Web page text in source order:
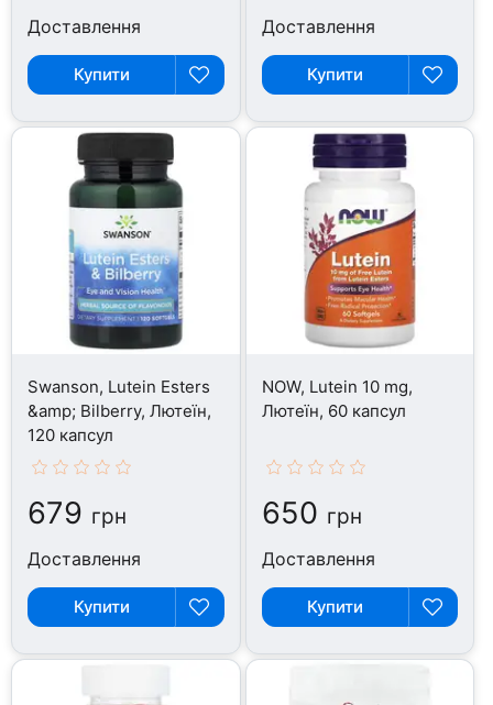
Доставлення
Купити
Доставлення
Купити
Swanson, Lutein Esters
&amp; Bilberry, Лютеїн,
120 капсул
679 грн
Доставлення
Купити
NOW, Lutein 10 mg,
Лютеїн, 60 капсул
650 грн
Доставлення
Купити